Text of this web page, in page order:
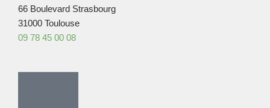
66 Boulevard Strasbourg
31000 Toulouse
09 78 45 00 08